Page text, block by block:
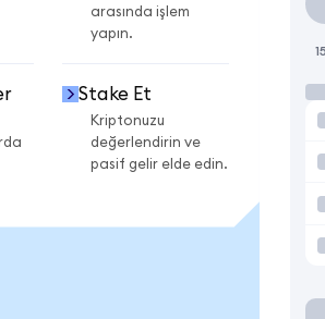
arasında işlem
yapın.
Stake Et
Kriptonuzu
değerlendirin ve
pasif gelir elde edin.